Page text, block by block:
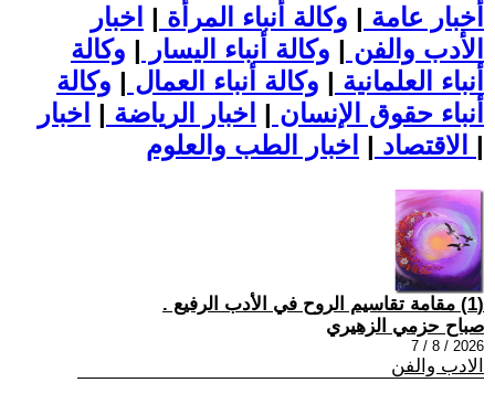
أخبار عامة | وكالة أنباء المرأة | اخبار
الأدب والفن | وكالة أنباء اليسار | وكالة
أنباء العلمانية | وكالة أنباء العمال | وكالة
أنباء حقوق الإنسان | اخبار الرياضة | اخبار
الاقتصاد | |
(1) مقامة تقاسيم الروح في الأدب الرفيع .
صباح حزمي الزهيري
2026 / 8 / 7
الادب والفن